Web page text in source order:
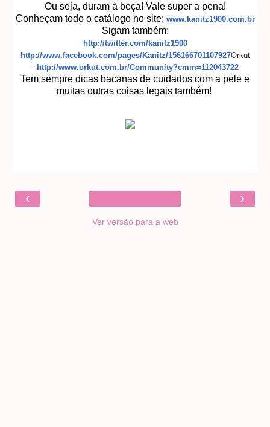
Ou seja, duram à beça! Vale super a pena!
Conheçam todo o catálogo no site: www.kanitz1900.com.br
Sigam também:
http://twitter.com/kanitz1900
http://www.facebook.com/pages/Kanitz/156166701107927Orkut
- http://www.orkut.com.br/Community?cmm=112043722
Tem sempre dicas bacanas de cuidados com a pele e
muitas outras coisas legais também!
‹ ›
Ver versão para a web